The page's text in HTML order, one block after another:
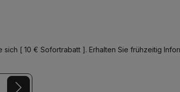
[ 10 € Sofortrabatt ]. Erhalten Sie frühzeitig